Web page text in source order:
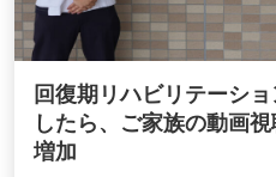
回復期リハビリテーシ
したら、ご家族の動画
増加